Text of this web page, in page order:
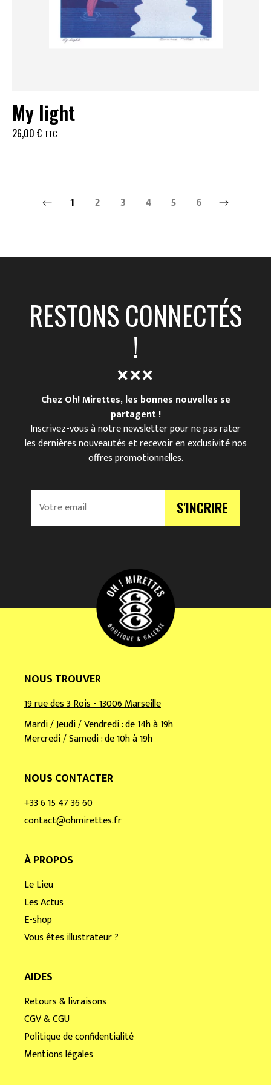
My light
26,00 € TTC
1 2 3 4 5 6
RESTONS CONNECTÉS
!
Chez Oh! Mirettes, les bonnes nouvelles se
partagent !
Inscrivez-vous à notre newsletter pour ne pas rater
les dernières nouveautés et recevoir en exclusivité nos
offres promotionnelles.
V
r
l
S'INCRIRE
NOUS TROUVER
19 rue des 3 Rois - 13006 Marseille
Mardi / Jeudi / Vendredi : de 14h à 19h
Mercredi / Samedi : de 10h à 19h
NOUS CONTACTER
+33 6 15 47 36 60
contact@ohmirettes.fr
À PROPOS
Le Lieu
Les Actus
E-shop
Vous êtes illustrateur ?
AIDES
Retours & livraisons
CGV & CGU
Politique de confidentialité
Mentions légales